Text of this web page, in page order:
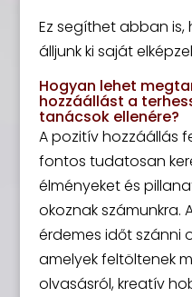
Ez segíthet abban
álljunk ki saját
Hogyan lehet
hozzáállást a
tanácsok ellenére?
A pozitív hozzáállás
fontos tudatosan
élményeket és
okoznak számunkra.
érdemes időt szánni
amelyek feltöltenek
olvasásról, kreatív